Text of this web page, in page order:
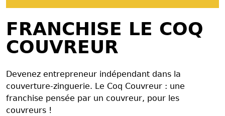
FRANCHISE LE COQ
COUVREUR
Devenez entrepreneur indépendant dans la
couverture-zinguerie. Le Coq Couvreur : une
franchise pensée par un couvreur, pour les
couvreurs !